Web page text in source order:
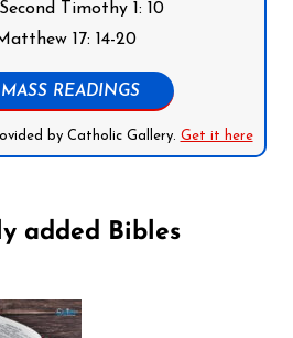
Timothy 1: 10
17: 14-20
READINGS
by Catholic Gallery. Get it here
added Bibles